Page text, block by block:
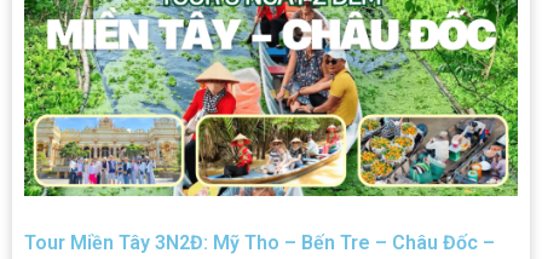
Tour Miền Tây 2N1Đ: Mỹ Tho – Bến Tre – Cần Thơ –